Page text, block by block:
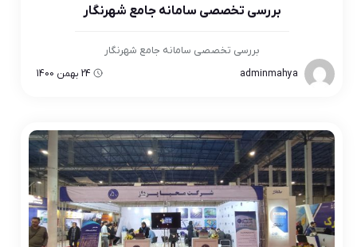
بررسی تخصصی سامانه جامع شهرنگار
بررسی تخصصی سامانه جامع شهرنگار
adminmahya 24 بهمن 1400